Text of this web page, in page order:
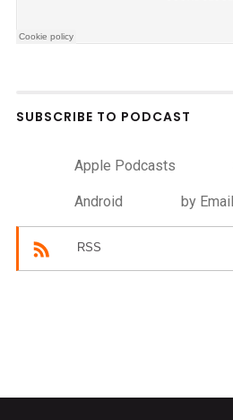
SUBSCRIBE TO PODCAST
Apple Podcasts
Android by Email
RSS